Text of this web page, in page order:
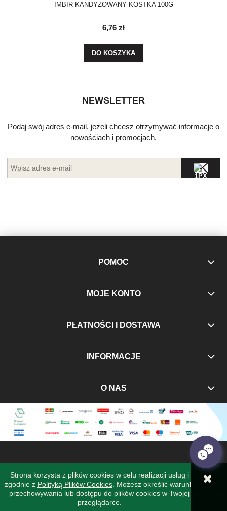
Strona korzysta z plików cookies w celu realizacji usług i
zgodnie z Polityką Plików Cookies. Możesz określić warunki
przechowywania lub dostępu do plików cookies w Twojej
przeglądarce.
IMBIR KANDYZOWANY KOSTKA 100G
6,76 zł
DO KOSZYKA
NEWSLETTER
Podaj swój adres e-mail, jeżeli chcesz otrzymywać informacje o
nowościach i promocjach.
POMOC
MOJE KONTO
PŁATNOŚCI I DOSTAWA
INFORMACJE
O NAS
POKAŻ PEŁNĄ WERSJĘ STRONY
Sklep internetowy Shoper Premium